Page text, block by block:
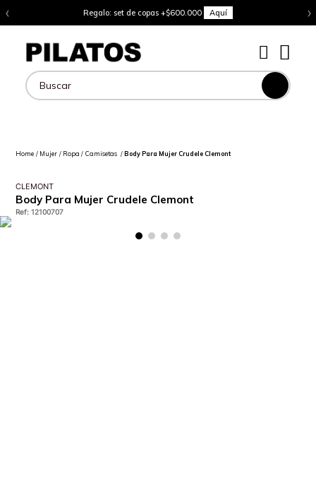
‹ Regalo: set de copas +$600.000 Aquí ›
Buscar
Mujer Ropa Camisetas Body Para Mujer Crudele Clemont
CLEMONT
Body Para Mujer Crudele Clemont
Ref:12100707